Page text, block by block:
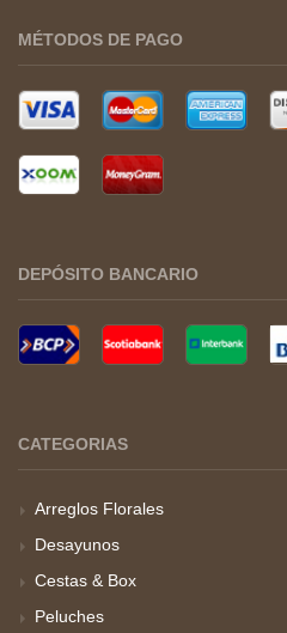
MÉTODOS DE PAGO
DEPÓSITO BANCARIO
CATEGORIAS
Arreglos Florales
Desayunos
Cestas & Box
Peluches